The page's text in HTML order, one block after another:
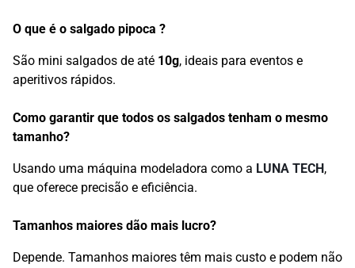
O que é o salgado pipoca ?
São mini salgados de até 10g, ideais para eventos e
aperitivos rápidos.
Como garantir que todos os salgados tenham o mesmo
tamanho?
Usando uma máquina modeladora como a LUNA TECH ,
que oferece precisão e eficiência.
Tamanhos maiores dão mais lucro?
Depende. Tamanhos maiores têm mais custo e podem não